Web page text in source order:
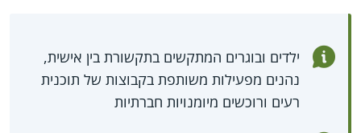
ילדים ובוגרים המתקשים בתקשורת בין אישית,
נהנים מפעילות משותפת בקבוצות של תוכנית
רעים ורוכשים מיומנויות חברתיות